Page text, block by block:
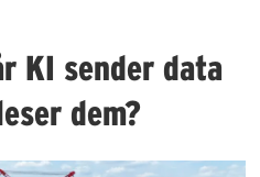
KI sender data
dem?